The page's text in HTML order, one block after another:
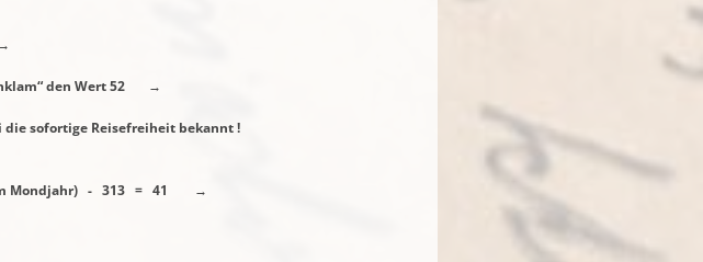
den Wert 52 →
Reisefreiheit bekannt !
= 41 →